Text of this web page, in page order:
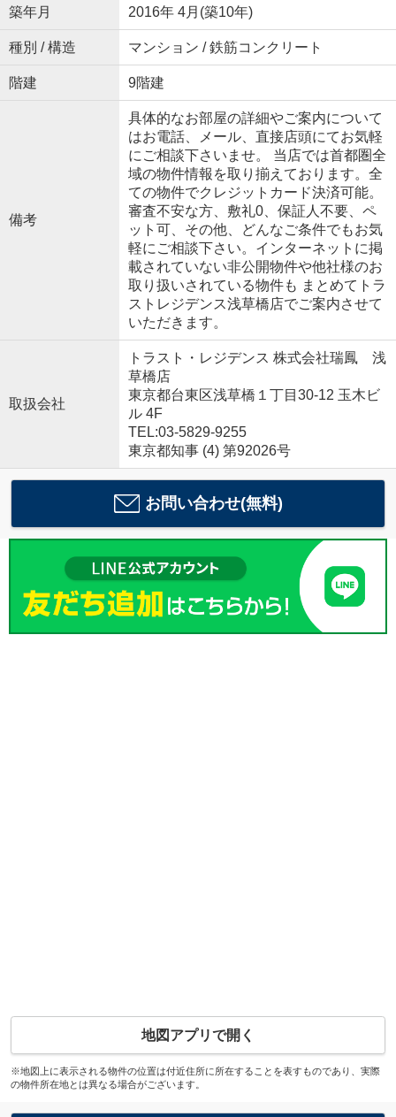
築年月 2016年 4月(築10年)
種別 / 構造 マンション / 鉄筋コンクリート
階建 9階建
備考
具体的なお部屋の詳細やご案内について
はお電話、メール、直接店頭にてお気軽
にご相談下さいませ。 当店では首都圏全
域の物件情報を取り揃えております。全
ての物件でクレジットカード決済可能。
審査不安な方、敷礼0、保証人不要、ペ
ット可、その他、どんなご条件でもお気
軽にご相談下さい。インターネットに掲
載されていない非公開物件や他社様のお
取り扱いされている物件も まとめてトラ
ストレジデンス浅草橋店でご案内させて
いただきます。
取扱会社
トラスト・レジデンス 株式会社瑞鳳 浅
草橋店
東京都台東区浅草橋１丁目30-12 玉木ビ
ル 4F
TEL:03-5829-9255
東京都知事 (4) 第92026号
お問い合わせ(無料)
地図アプリで開く
※地図上に表示される物件の位置は付近住所に所在することを表すものであり、実際
の物件所在地とは異なる場合がございます。